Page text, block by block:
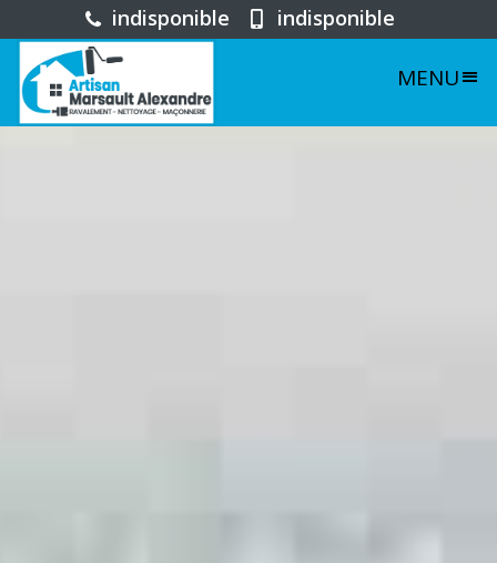
indisponible indisponible
MENU